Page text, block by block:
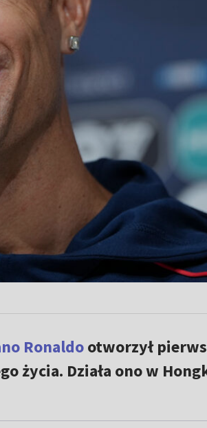
Ronaldootworzył
życia. Działa ono w